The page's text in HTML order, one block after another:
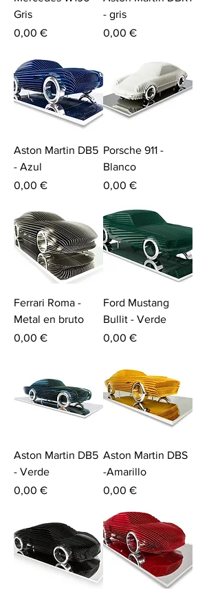
Gris
Price
0,00 €
- gris
Price
0,00 €
Aston Martin DB5
- Azul
Price
0,00 €
Porsche 911 -
Blanco
Price
0,00 €
Ferrari Roma -
Metal en bruto
Price
0,00 €
Ford Mustang
Bullit - Verde
Price
0,00 €
Aston Martin DB5
- Verde
Price
0,00 €
Aston Martin DBS
-Amarillo
Price
0,00 €